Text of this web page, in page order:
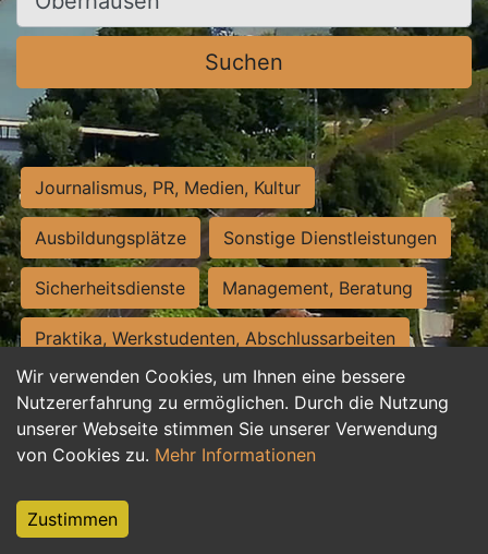
Wir verwenden Cookies, um Ihnen eine bessere
Nutzererfahrung zu ermöglichen. Durch die Nutzung
unserer Webseite stimmen Sie unserer Verwendung
von Cookies zu. Mehr Informationen
Zustimmen
Suchen
Journalismus, PR, Medien, Kultur
Ausbildungsplätze Sonstige Dienstleistungen
Sicherheitsdienste Management, Beratung
Praktika, Werkstudenten, Abschlussarbeiten
Personalwesen Assistenz, Sekretariat
Hilfskräfte, Aushilfs- und Nebenjobs
Weiterbildung, Studium, duale Ausbildung